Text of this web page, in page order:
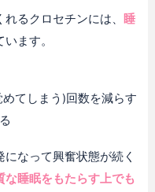
るクロセチンには、
睡
ます。
てしまう)回数を減らす
なって興奮状態が続く
な睡眠をもたらす上でも